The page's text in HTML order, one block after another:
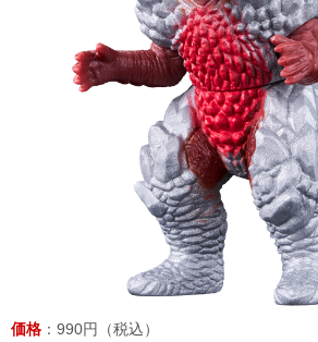
価格 ：990円（税込）